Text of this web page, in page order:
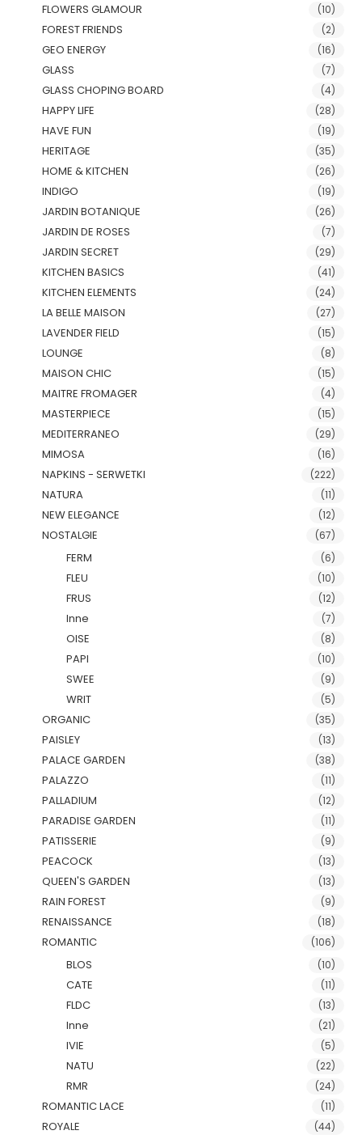
FLOWERS GLAMOUR (10)
FOREST FRIENDS (2)
GEO ENERGY (16)
GLASS (7)
GLASS CHOPING BOARD (4)
HAPPY LIFE (28)
HAVE FUN (19)
HERITAGE (35)
HOME & KITCHEN (26)
INDIGO (19)
JARDIN BOTANIQUE (26)
JARDIN DE ROSES (7)
JARDIN SECRET (29)
KITCHEN BASICS (41)
KITCHEN ELEMENTS (24)
LA BELLE MAISON (27)
LAVENDER FIELD (15)
LOUNGE (8)
MAISON CHIC (15)
MAITRE FROMAGER (4)
MASTERPIECE (15)
MEDITERRANEO (29)
MIMOSA (16)
NAPKINS - SERWETKI (222)
NATURA (11)
NEW ELEGANCE (12)
NOSTALGIE (67)
FERM (6)
FLEU (10)
FRUS (12)
Inne (7)
OISE (8)
PAPI (10)
SWEE (9)
WRIT (5)
ORGANIC (35)
PAISLEY (13)
PALACE GARDEN (38)
PALAZZO (11)
PALLADIUM (12)
PARADISE GARDEN (11)
PATISSERIE (9)
PEACOCK (13)
QUEEN'S GARDEN (13)
RAIN FOREST (9)
RENAISSANCE (18)
ROMANTIC (106)
BLOS (10)
CATE (11)
FLDC (13)
Inne (21)
IVIE (5)
NATU (22)
RMR (24)
ROMANTIC LACE (11)
ROYALE (44)